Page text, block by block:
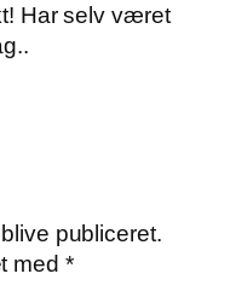
Har selv været
publiceret.
med *